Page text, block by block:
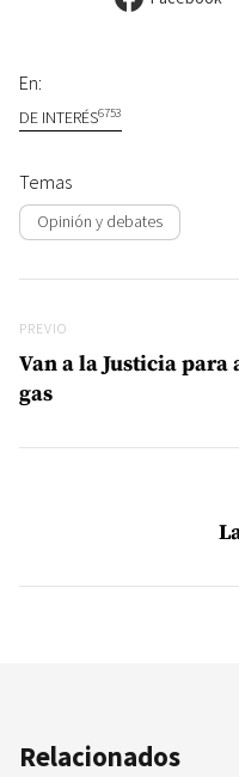
En:
DE INTERÉS6753
Temas
Opinión y debates
Previo
PREVIO
Van a la Justicia
gas
Relacionados